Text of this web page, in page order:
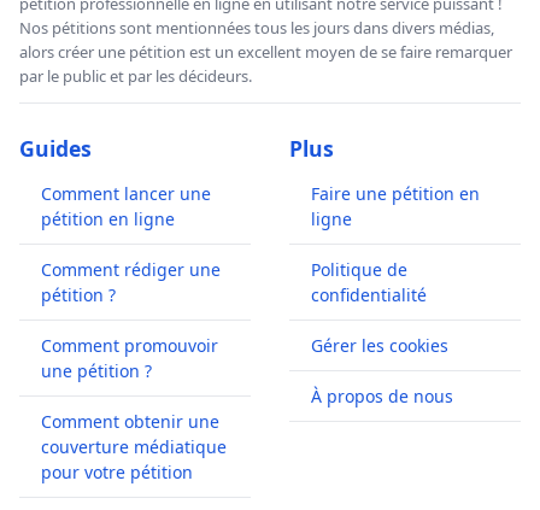
Nos pétitions sont mentionnées tous les jours dans divers médias,
alors créer une pétition est un excellent moyen de se faire remarquer
par le public et par les décideurs.
Guides
Comment lancer une
pétition en ligne
Comment rédiger une
pétition ?
Comment promouvoir
une pétition ?
Comment obtenir une
couverture médiatique
pour votre pétition
Plus
Faire une pétition en
ligne
Politique de
confidentialité
Gérer les cookies
À propos de nous